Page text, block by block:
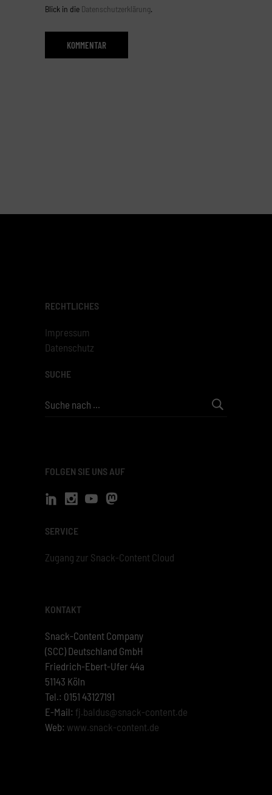
Blick in die Datenschutzerklärung.
RECHTLICHES
Impressum
Datenschutz
SUCHE
Search
FOLGEN SIE UNS AUF
SERVICE
Zugang zur Snack-Content Cloud
KONTAKT
Snack-Content Company
(SCC) Deutschland GmbH
Friedrich-Ebert-Ufer 44a
51143 Köln
Tel.: 0151 43127191
E-Mail: fj.baldus@snack-content.de
Web: www.snack-content.de